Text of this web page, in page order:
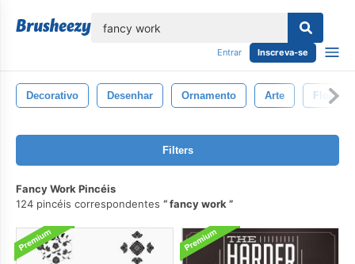
Entrar Inscreva-se
Decorativo Desenhar Ornamento Arte Flor
Filters
Fancy Work Pincéis
124 pincéis correspondentes
fancy work